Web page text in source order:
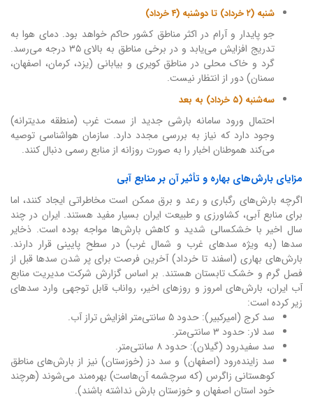
شنبه (۲ خرداد) تا دوشنبه (۴ خرداد)
جو پایدار و آرام در اکثر مناطق کشور حاکم خواهد بود. دمای هوا به
تدریج افزایش می‌یابد و در برخی مناطق به بالای ۳۵ درجه می‌رسد.
گرد و خاک محلی در مناطق کویری و بیابانی (یزد، کرمان، اصفهان،
سمنان) دور از انتظار نیست.
سه‌شنبه (۵ خرداد) به بعد
احتمال ورود سامانه بارشی جدید از سمت غرب (منطقه مدیترانه)
وجود دارد که نیاز به بررسی مجدد دارد. سازمان هواشناسی توصیه
می‌کند هموطنان اخبار را به صورت روزانه از منابع رسمی دنبال کنند.
مزایای بارش‌های بهاره و تأثیر آن بر منابع آبی
اگرچه بارش‌های رگباری و رعد و برق ممکن است مخاطراتی ایجاد کنند، اما
برای منابع آبی، کشاورزی و طبیعت ایران بسیار مفید هستند. ایران در چند
سال اخیر با خشکسالی شدید و کاهش بارش‌ها مواجه بوده است. ذخایر
سدها (به ویژه سدهای غرب و شمال غرب) در سطح پایینی قرار دارند.
بارش‌های بهاری (اسفند تا خرداد) آخرین فرصت برای پر شدن سدها قبل از
فصل گرم و خشک تابستان هستند. بر اساس گزارش شرکت مدیریت منابع
آب ایران، بارش‌های امروز و روزهای اخیر، رواناب قابل توجهی وارد سدهای
زیر کرده است:
سد کرج (امیرکبیر): حدود ۵ سانتی‌متر افزایش تراز آب.
سد لار: حدود ۳ سانتی‌متر.
سد سفیدرود (گیلان): حدود ۸ سانتی‌متر.
سد زاینده‌رود (اصفهان) و سد دز (خوزستان) نیز از بارش‌های مناطق
کوهستانی زاگرس (که سرچشمه آن‌هاست) بهره‌مند می‌شوند (هرچند
خود استان اصفهان و خوزستان بارش نداشته باشند).